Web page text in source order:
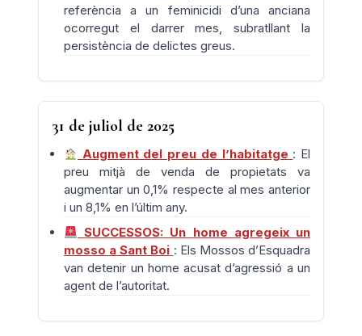
referència a un feminicidi d’una anciana
ocorregut el darrer mes, subratllant la
persistència de delictes greus.
31 de juliol de 2025
Augment del preu de l’habitatge : El
preu mitjà de venda de propietats va
augmentar un 0,1% respecte al mes anterior
i un 8,1% en l’últim any.
SUCCESSOS: Un home agregeix un
mosso a Sant Boi : Els Mossos d’Esquadra
van detenir un home acusat d’agressió a un
agent de l’autoritat.